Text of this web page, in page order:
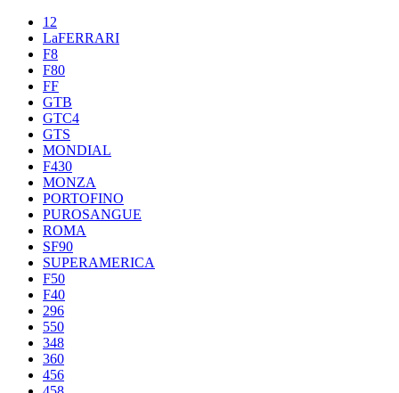
12
LaFERRARI
F8
F80
FF
GTB
GTC4
GTS
MONDIAL
F430
MONZA
PORTOFINO
PUROSANGUE
ROMA
SF90
SUPERAMERICA
F50
F40
296
550
348
360
456